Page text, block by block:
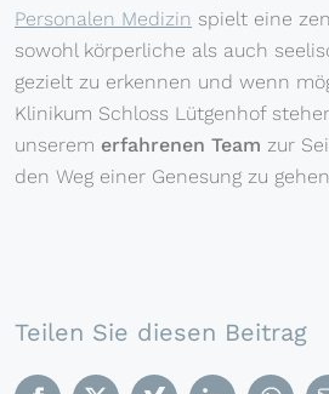
Personalen Medizin spielt eine
sowohl körperliche als auch
gezielt zu erkennen und wenn
Klinikum Schloss Lütgenhof
unserem erfahrenen Team zur
den Weg einer Genesung zu
Teilen Sie diesen Beitrag